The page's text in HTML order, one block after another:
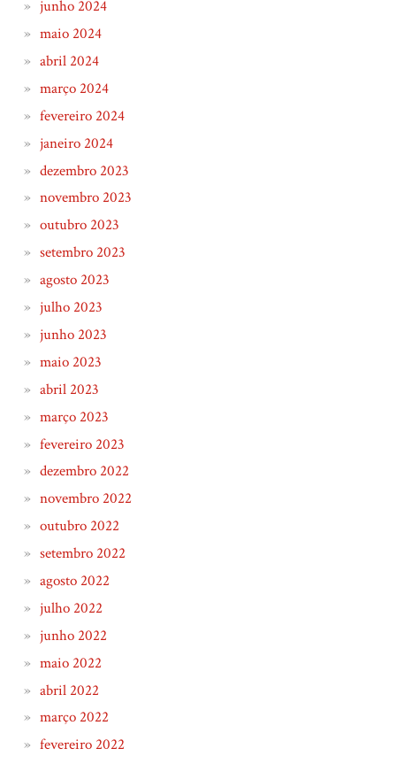
junho 2024
maio 2024
abril 2024
março 2024
fevereiro 2024
janeiro 2024
dezembro 2023
novembro 2023
outubro 2023
setembro 2023
agosto 2023
julho 2023
junho 2023
maio 2023
abril 2023
março 2023
fevereiro 2023
dezembro 2022
novembro 2022
outubro 2022
setembro 2022
agosto 2022
julho 2022
junho 2022
maio 2022
abril 2022
março 2022
fevereiro 2022